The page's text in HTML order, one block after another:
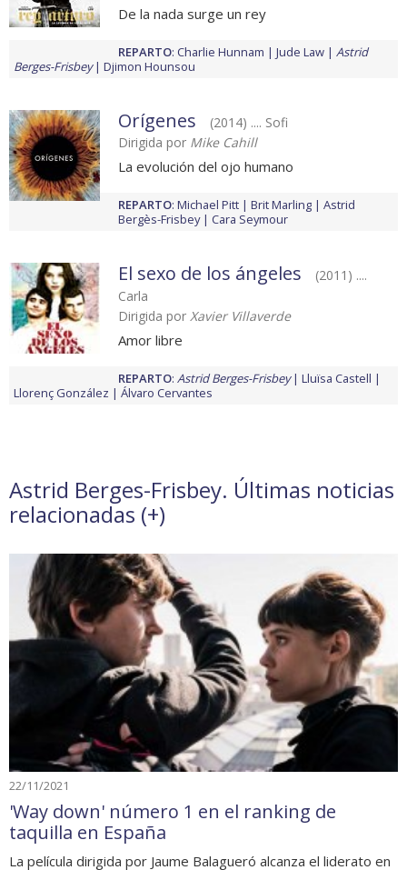
De la nada surge un rey
REPARTO: Charlie Hunnam Jude Law
Astrid
Berges-Frisbey
Djimon Hounsou
Orígenes
(2014) .... Sofi
Dirigida por Mike Cahill
La evolución del ojo humano
REPARTO: Michael Pitt Brit Marling
Astrid
Bergès-Frisbey
Cara Seymour
El sexo de los ángeles
(2011) ....
Carla
Dirigida por Xavier Villaverde
Amor libre
REPARTO: Astrid Berges-Frisbey
Lluïsa Castell
Llorenç González
Álvaro Cervantes
Astrid Berges-Frisbey. Últimas noticias
relacionadas (+)
22/11/2021
'Way down' número 1 en el ranking de
taquilla en España
La película dirigida por Jaume Balagueró alcanza el liderato en